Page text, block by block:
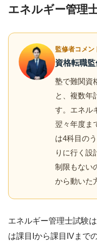
エネルギー管理
監修者コメン
資格転職
塾で難関資
と、複数年
す。エネル
翌々年度ま
は4科目の
りに行く設
制限もない
から動いた
エネルギー管理士試験
は課目Iから課目IVまで